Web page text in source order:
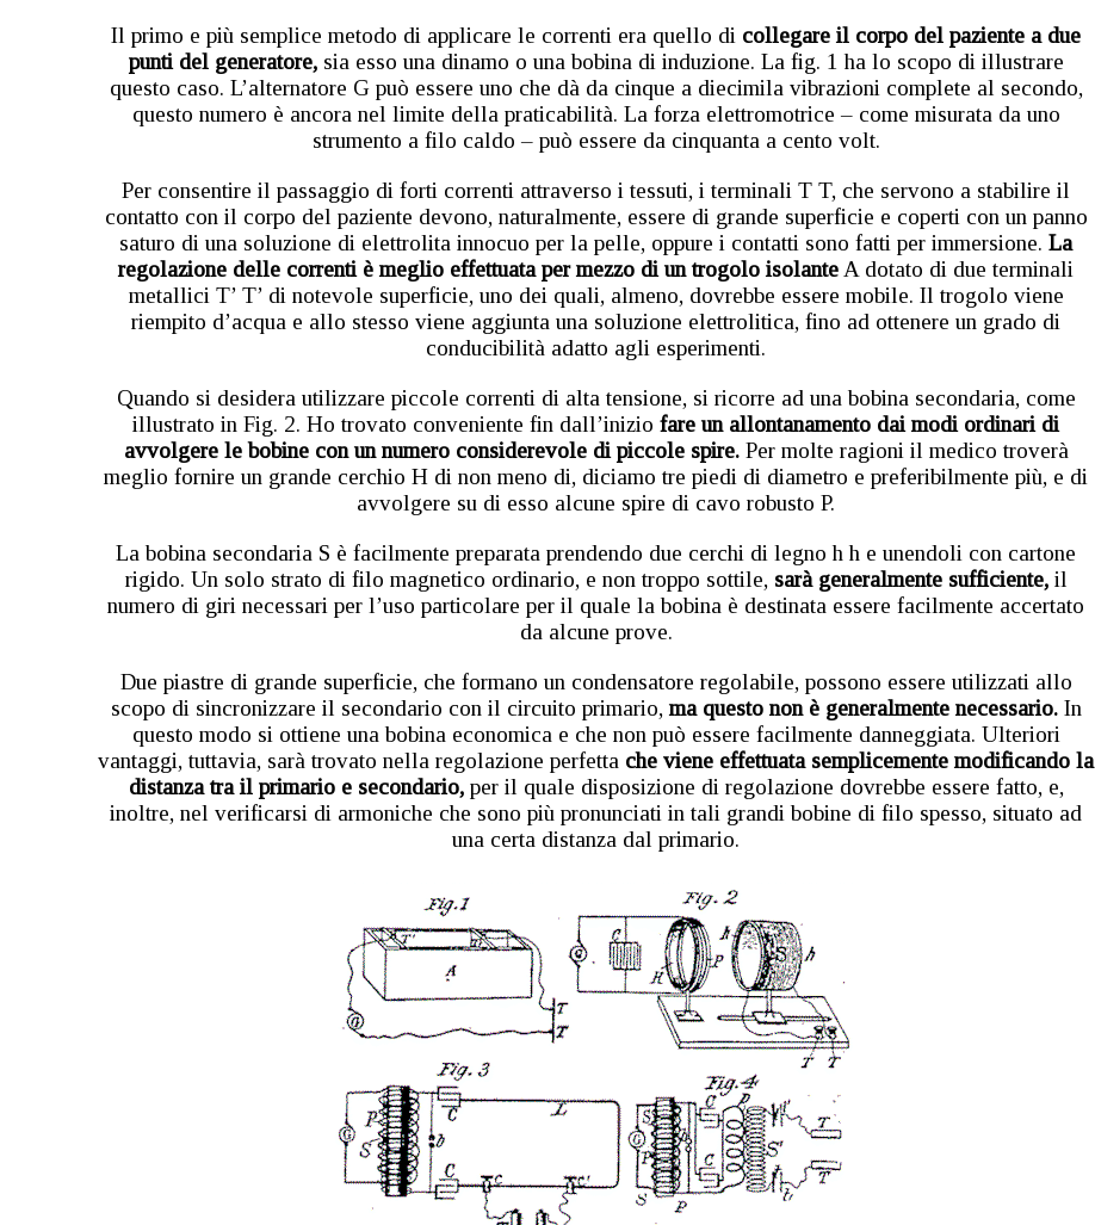
Il primo e più semplice metodo di applicare le correnti era quello di collegare il corpo del paziente a due
punti del generatore,sia esso una dinamo o una bobina di induzione. La fig. 1 ha lo scopo di illustrare
questo caso. L’alternatore G può essere uno che dà da cinque a diecimila vibrazioni complete al secondo,
questo numero è ancora nel limite della praticabilità. La forza elettromotrice – come misurata da uno
strumento a filo caldo – può essere da cinquanta a cento volt.
Per consentire il passaggio di forti correnti attraverso i tessuti, i terminali T T, che servono a stabilire il
contatto con il corpo del paziente devono, naturalmente, essere di grande superficie e coperti con un panno
saturo di una soluzione di elettrolita innocuo per la pelle, oppure i contatti sono fatti per immersione. La
regolazione delle correnti è meglio effettuata per mezzo di un trogolo isolante A dotato di due terminali
metallici T’ T’ di notevole superficie, uno dei quali, almeno, dovrebbe essere mobile. Il trogolo viene
riempito d’acqua e allo stesso viene aggiunta una soluzione elettrolitica, fino ad ottenere un grado di
conducibilità adatto agli esperimenti.
Quando si desidera utilizzare piccole correnti di alta tensione, si ricorre ad una bobina secondaria, come
illustrato in Fig. 2. Ho trovato conveniente fin dall’inizio fare un allontanamento dai modi ordinari di
avvolgere le bobine con un numero considerevole di piccole spire.Per molte ragioni il medico troverà
meglio fornire un grande cerchio H di non meno di, diciamo tre piedi di diametro e preferibilmente più, e di
avvolgere su di esso alcune spire di cavo robusto P.
La bobina secondaria S è facilmente preparata prendendo due cerchi di legno h h e unendoli con cartone
rigido. Un solo strato di filo magnetico ordinario, e non troppo sottile, sarà generalmente sufficiente,il
numero di giri necessari per l’uso particolare per il quale la bobina è destinata essere facilmente accertato
da alcune prove.
Due piastre di grande superficie, che formano un condensatore regolabile, possono essere utilizzati allo
scopo di sincronizzare il secondario con il circuito primario, ma questo non è generalmente necessario.In
questo modo si ottiene una bobina economica e che non può essere facilmente danneggiata. Ulteriori
vantaggi, tuttavia, sarà trovato nella regolazione perfetta che viene effettuata semplicemente modificando la
distanza tra il primario e secondario,per il quale disposizione di regolazione dovrebbe essere fatto, e,
inoltre, nel verificarsi di armoniche che sono più pronunciati in tali grandi bobine di filo spesso, situato ad
una certa distanza dal primario.